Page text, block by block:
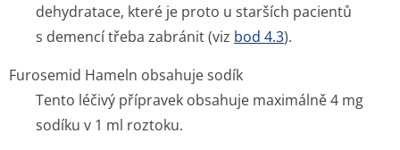
dehydratace, které je proto u starších pacientů
s demencí třeba zabránit (viz bod 4.3).
Furosemid Hameln obsahuje sodík
Tento léčivý přípravek obsahuje maximálně 4 mg
sodíku v 1 ml roztoku.